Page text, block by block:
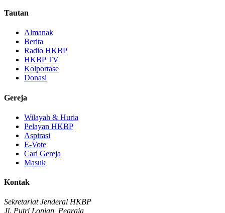
Tautan
Almanak
Berita
Radio HKBP
HKBP TV
Kolportase
Donasi
Gereja
Wilayah & Huria
Pelayan HKBP
Aspirasi
E-Vote
Cari Gereja
Masuk
Kontak
Sekretariat Jenderal HKBP
Jl. Putri Lopian, Pearaja